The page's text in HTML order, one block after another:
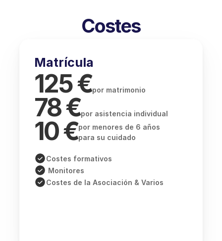
Costes
Matrícula
125 €por matrimonio
78 €por asistencia individual
10 €por menores de 6 años
para su cuidado
Costes formativos
Monitores
Costes de la Asociación & Varios